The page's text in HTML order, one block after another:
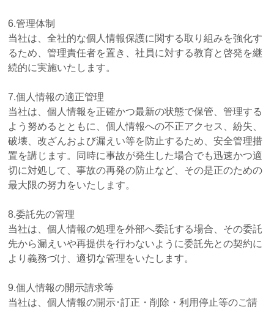
6.管理体制
当社は、全社的な個人情報保護に関する取り組みを強化す
るため、管理責任者を置き、社員に対する教育と啓発を継
続的に実施いたします。
7.個人情報の適正管理
当社は、個人情報を正確かつ最新の状態で保管、管理する
よう努めるとともに、個人情報への不正アクセス、紛失、
破壊、改ざんおよび漏えい等を防止するため、安全管理措
置を講じます。同時に事故が発生した場合でも迅速かつ適
切に対処して、事故の再発の防止など、その是正のための
最大限の努力をいたします。
8.委託先の管理
当社は、個人情報の処理を外部へ委託する場合、その委託
先から漏えいや再提供を行わないように委託先との契約に
より義務づけ、適切な管理をいたします。
9.個人情報の開示請求等
当社は、個人情報の開示･訂正・削除・利用停止等のご請